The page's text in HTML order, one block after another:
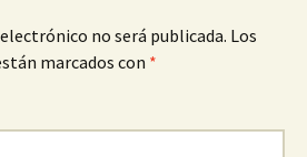
no será publicada. Los
marcados con *